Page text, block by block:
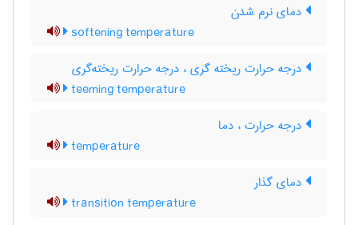
دمای نرم شدن
softening temperature
درجه حرارت ریخته گری ، درجه حرارت ریخته‌گری
teeming temperature
درجه حرارت ، دما
temperature
دمای گذار
transition temperature